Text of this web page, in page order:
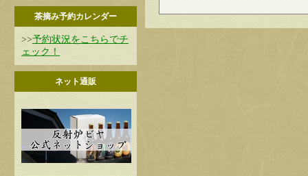
茶摘み予約カレンダー
>>予約状況をこちらでチ
ェック！
ネット通販